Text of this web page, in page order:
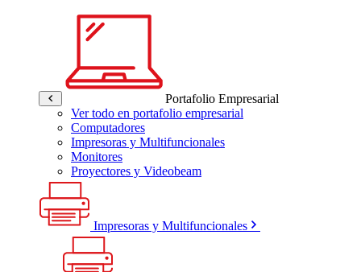
Portafolio Empresarial
Ver todo en portafolio empresarial
Computadores
Impresoras y Multifuncionales
Monitores
Proyectores y Videobeam
Impresoras y Multifuncionales